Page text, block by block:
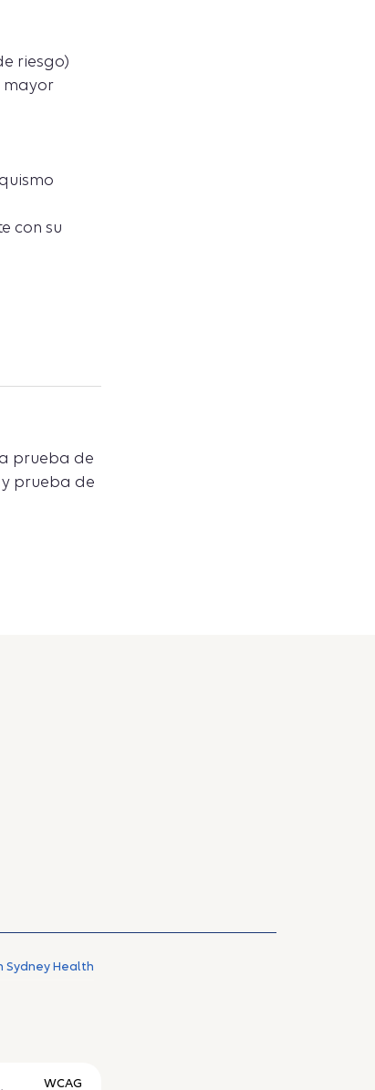
riesgo)
mayor
con su
prueba de
prueba de
Sydney Health
WCAG